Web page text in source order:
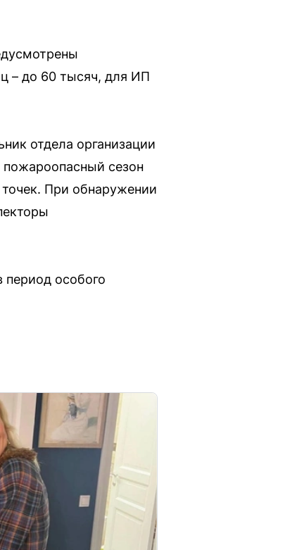
– до 60 тысяч, для ИП
отдела организации
сезон
При обнаружении
особого